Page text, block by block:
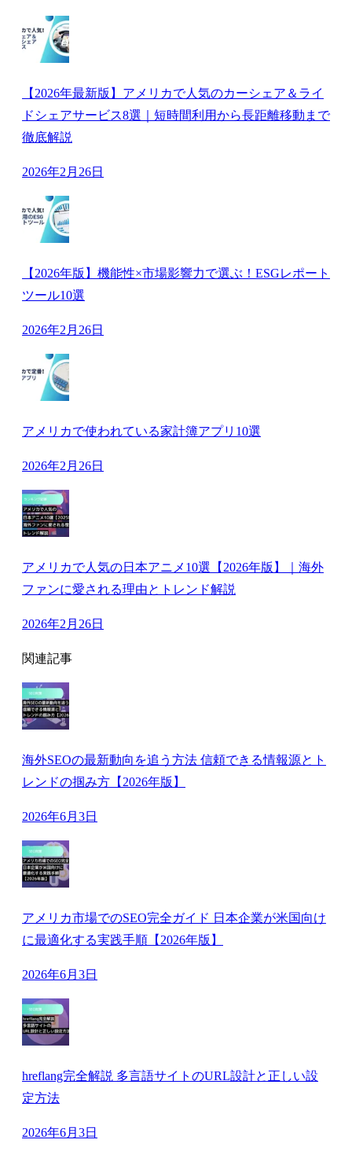
【2026年最新版】アメリカで人気のカーシェア＆ライ
ドシェアサービス8選｜短時間利用から長距離移動まで
徹底解説
2026年2月26日
【2026年版】機能性×市場影響力で選ぶ！ESGレポート
ツール10選
2026年2月26日
アメリカで使われている家計簿アプリ10選
2026年2月26日
アメリカで人気の日本アニメ10選【2026年版】｜海外
ファンに愛される理由とトレンド解説
2026年2月26日
関連記事
海外SEOの最新動向を追う方法 信頼できる情報源とト
レンドの掴み方【2026年版】
2026年6月3日
アメリカ市場でのSEO完全ガイド 日本企業が米国向け
に最適化する実践手順【2026年版】
2026年6月3日
hreflang完全解説 多言語サイトのURL設計と正しい設
定方法
2026年6月3日